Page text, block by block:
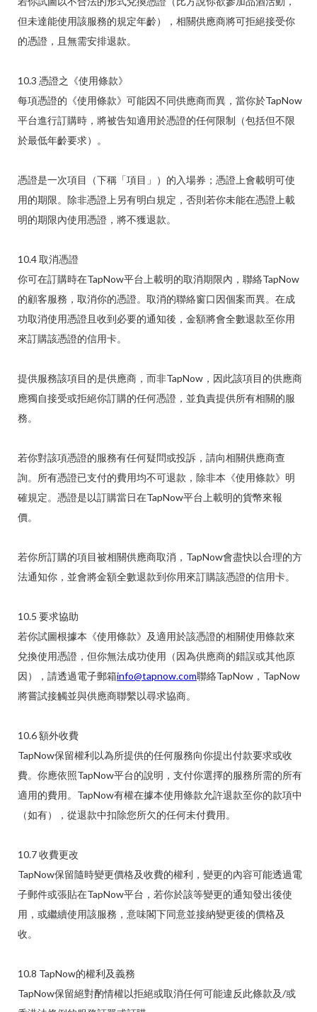
但未達能使用該服務的規定年齡），相關供應商將可拒絕接受你
的憑證，且無需安排退款。
10.3 憑證之《使用條款》
每項憑證的《使用條款》可能因不同供應商而異，當你於TapNow
平台進行訂購時，將被告知適用於憑證的任何限制（包括但不限
於最低年齡要求）。
憑證是一次項目（下稱「項目」）的入場券；憑證上會載明可使
用的期限。除非憑證上另有明白規定，否則若你未能在憑證上載
明的期限內使用憑證，將不獲退款。
10.4 取消憑證
你可在訂購時在TapNow平台上載明的取消期限內，聯絡TapNow
的顧客服務，取消你的憑證。取消的聯絡窗口因個案而異。在成
功取消使用憑證且收到必要的通知後，金額將會全數退款至你用
來訂購該憑證的信用卡。
提供服務該項目的是供應商，而非TapNow，因此該項目的供應商
應獨自接受或拒絕你訂購的任何憑證，並負責提供所有相關的服
務。
若你對該項憑證的服務有任何疑問或投訴，請向相關供應商查
詢。所有憑證已支付的費用均不可退款，除非本《使用條款》明
確規定。憑證是以訂購當日在TapNow平台上載明的貨幣來報
價。
若你所訂購的項目被相關供應商取消，TapNow會盡快以合理的方
法通知你，並會將金額全數退款到你用來訂購該憑證的信用卡。
10.5 要求協助
若你試圖根據本《使用條款》及適用於該憑證的相關使用條款來
兌換使用憑證，但你無法成功使用（因為供應商的錯誤或其他原
因），請透過電子郵箱info@tapnow.com聯絡TapNow，TapNow
將嘗試接觸並與供應商聯繫以尋求協商。
10.6 額外收費
TapNow保留權利以為所提供的任何服務向你提出付款要求或收
費。你應依照TapNow平台的說明，支付你選擇的服務所需的所有
適用的費用。TapNow有權在據本使用條款允許退款至你的款項中
（如有），從退款中扣除您所欠的任何未付費用。
10.7 收費更改
TapNow保留隨時變更價格及收費的權利，變更的內容可能透過電
子郵件或張貼在TapNow平台，若你於該等變更的通知發出後使
用，或繼續使用該服務，意味閣下同意並接納變更後的價格及
收。
10.8 TapNow的權利及義務
TapNow保留絕對酌情權以拒絕或取消任何可能違反此條款及/或